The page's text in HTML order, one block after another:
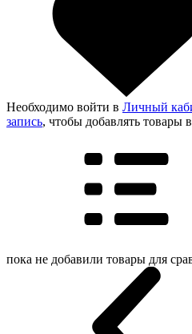
Необходимо войти в Личный
запись, чтобы добавлять товары
пока не добавили товары для